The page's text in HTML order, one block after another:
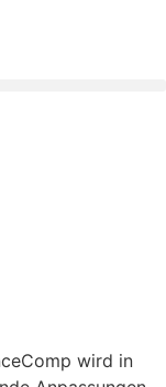
wird in